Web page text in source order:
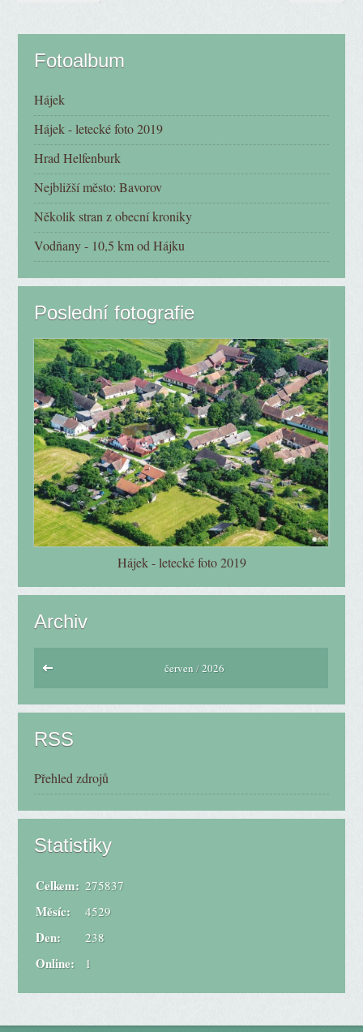
Fotoalbum
Hájek
Hájek - letecké foto 2019
Hrad Helfenburk
Nejbližší město: Bavorov
Několik stran z obecní kroniky
Vodňany - 10,5 km od Hájku
Poslední fotografie
Hájek - letecké foto 2019
Archiv
červen /2026
RSS
Přehled zdrojů
Statistiky
Online: 1
Celkem: 275837
Měsíc: 4529
Den: 238